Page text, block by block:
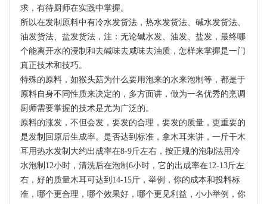
求，有待厨师在实践中掌握。
所以在发制原料中有冷水发货法，热水发货法、碱水发货法、
油发货法、盐发货法，注：无论碱水发、油发、盐发，最终哪
个能离开水的浸制和去碱味去咸味去油质，怎样来掌握是一门
真正技术和技巧。
特殊的原料，如猴头菇为什么要用泡来的水来泡制等，都是于
原料自身不同性质来决定的，多方面讲，做为一名优秀的烹调
厨师需要掌握的技术是尤为广泛的。
原料的涨发，不但会发，要发的合理，要发的质量，更重要的
是发制回原后生成率。是否达到标准，拿木耳来讲，一斤干木
耳用热水发制大约出成率在8-9斤左右，按正规的泡制法用冷
水泡制12小时，清洗后在泡制6小时，它的出成率在12-13斤左
右，好的质量木耳可达到14-15斤，举例，你的成本和投料标
准，哪个更合理，哪个效果好，哪个更见利益，小小举例，你